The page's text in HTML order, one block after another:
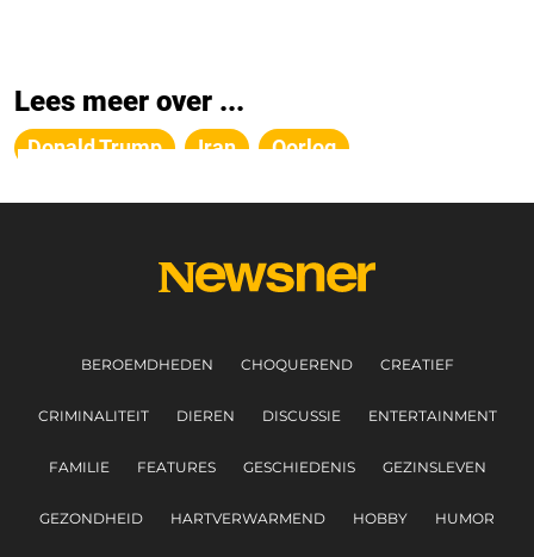
Lees meer over ...
Donald Trump Iran Oorlog
BEROEMDHEDEN CHOQUEREND CREATIEF
CRIMINALITEIT DIEREN DISCUSSIE ENTERTAINMENT
FAMILIE FEATURES GESCHIEDENIS GEZINSLEVEN
GEZONDHEID HARTVERWARMEND HOBBY HUMOR